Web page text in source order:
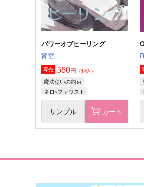
サンプル 作品詳細
パワーオブヒーリング
宵宮
専売 550円 （税込）
魔法使いの約束
ネロ×ファウスト
サンプル カート